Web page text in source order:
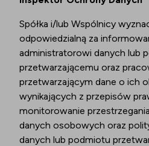
Spółka i/lub Wspólnicy
odpowiedzialną za
administratorowi danych lub
przetwarzającemu oraz
przetwarzającym dane o ich
wynikających z przepisów
monitorowanie
danych osobowych oraz
danych lub podmiotu